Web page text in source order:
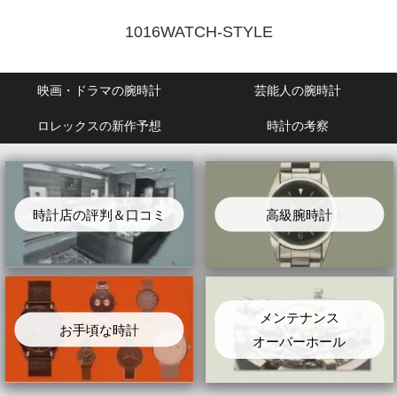
1016WATCH-STYLE
映画・ドラマの腕時計 芸能人の腕時計
ロレックスの新作予想 時計の考察
時計店の評判＆口コミ 高級腕時計
お手頃な時計
メンテナンス
オーバーホール